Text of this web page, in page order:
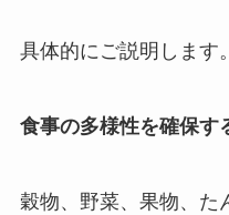
具体的にご説明します。
食事の多様性を確保す
穀物、野菜、果物、た